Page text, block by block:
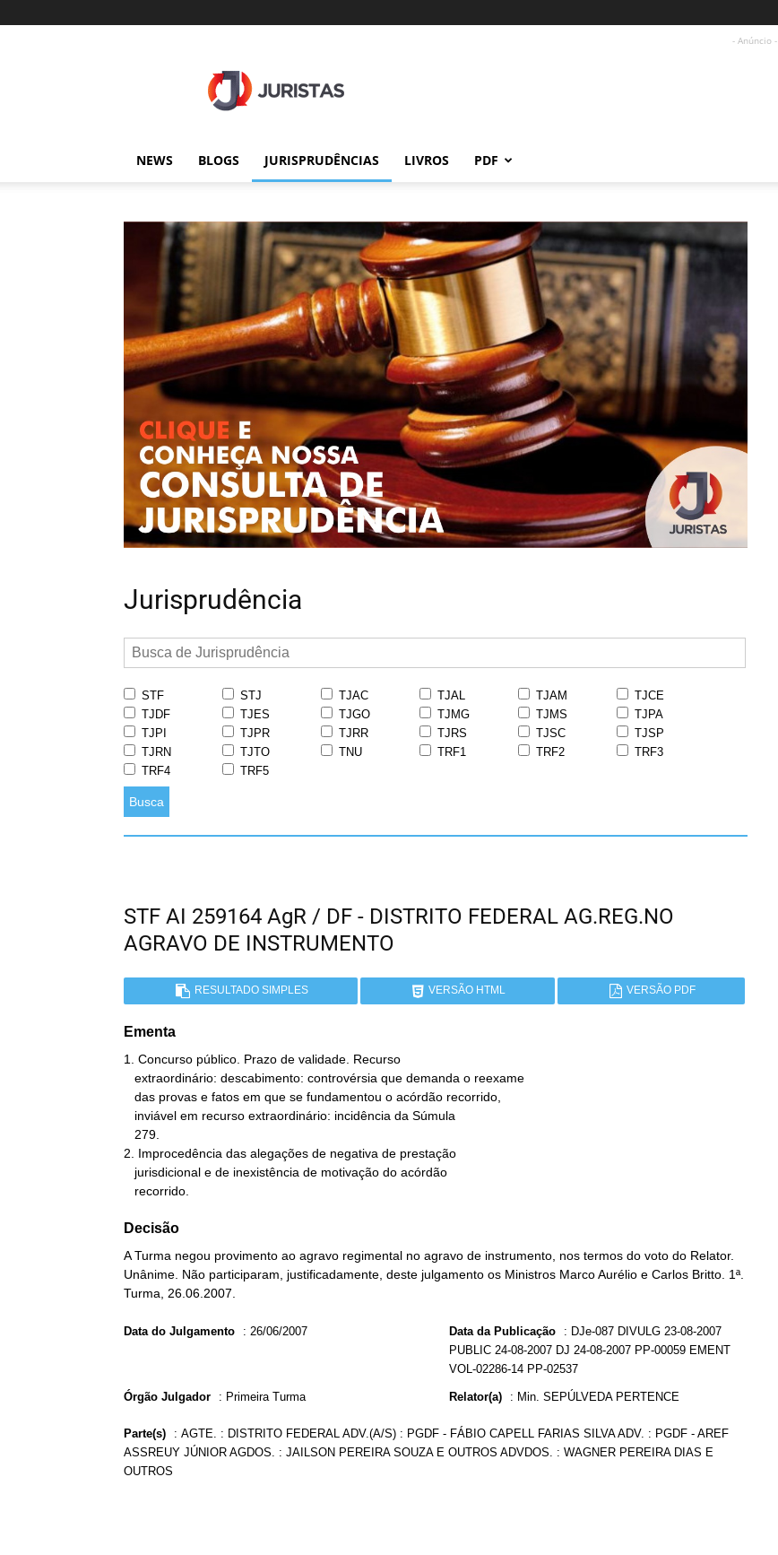
- Anúncio -
NEWS BLOGS JURISPRUDÊNCIAS LIVROS PDF
Jurisprudência
STF STJ TJAC TJAL TJAM
TJCE
TJDF
TJES TJGO TJMG TJMS
TJPA
TJPI
TJPR TJRR TJRS TJSC
TJSP
TJRN
TJTO TNU TRF1 TRF2
TRF3
TRF4
TRF5
Busca
STF AI 259164 AgR / DF - DISTRITO FEDERAL AG.REG.NO
AGRAVO DE INSTRUMENTO
RESULTADO SIMPLES VERSÃO HTML VERSÃO PDF
Ementa
1. Concurso público. Prazo de validade. Recurso
2. Improcedência das alegações de negativa de prestação
   recorrido.
Decisão
A Turma negou provimento ao agravo regimental no agravo de instrumento, nos termos do voto do Relator.
Unânime. Não participaram, justificadamente, deste julgamento os Ministros Marco Aurélio e Carlos Britto. 1ª.
Turma, 26.06.2007.
Data do Julgamento : 26/06/2007 Data da Publicação : DJe-087 DIVULG 23-08-2007
PUBLIC 24-08-2007 DJ 24-08-2007 PP-00059 EMENT
VOL-02286-14 PP-02537
Órgão Julgador : Primeira Turma Relator(a) : Min. SEPÚLVEDA PERTENCE
Parte(s) : AGTE. : DISTRITO FEDERAL ADV.(A/S) : PGDF - FÁBIO CAPELL FARIAS SILVA ADV. : PGDF - AREF
ASSREUY JÚNIOR AGDOS. : JAILSON PEREIRA SOUZA E OUTROS ADVDOS. : WAGNER PEREIRA DIAS E
OUTROS